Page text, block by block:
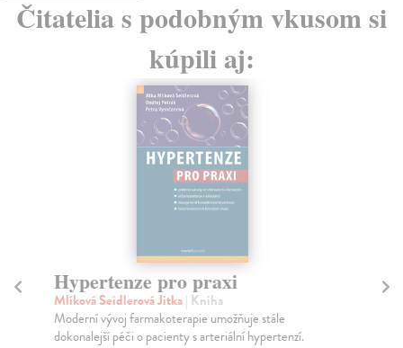
Čitatelia s podobným vkusom si
kúpili aj:
Hypertenze pro praxi
Mlíková Seidlerová Jitka| Kniha
Moderní vývoj farmakoterapie umožňuje stále
dokonalejší péči o pacienty s arteriální hypertenzí.